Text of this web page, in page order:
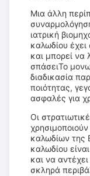
Μια άλλη
ιατρική
καλωδίου έχει
και μπορεί να
σπάσειΤο
διαδικασία
ποιότητας,
ασφαλές για
Οι
καλωδίων της
καλωδίου
και να
σκληρά